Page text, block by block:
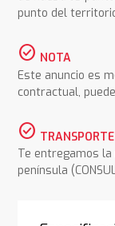
punto del
check_circle NOTA
Este anuncio es
contractual,
check_circle TRANSPORTE
Te entregamos
península